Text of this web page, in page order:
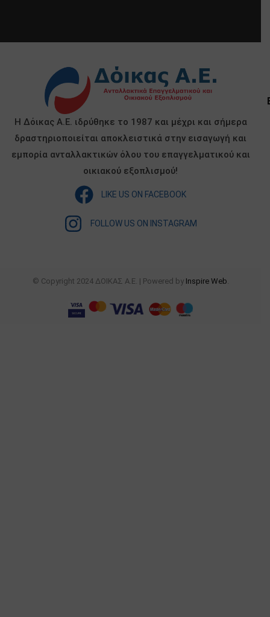
Η Δόικας Α.Ε. ιδρύθηκε το 1987 και μέχρι και σήμερα
δραστηριοποιείται αποκλειστικά στην εισαγωγή και
εμπορία ανταλλακτικών όλου του επαγγελματικού και
οικιακού εξοπλισμού!
LIKE US ON FACEBOOK
FOLLOW US ON INSTAGRAM
© Copyright 2024 ΔΟΙΚΑΣ Α.Ε. | Powered by Inspire Web.